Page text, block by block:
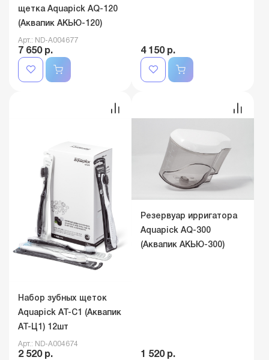
щетка Aquapick AQ-120
(Аквапик АКЬЮ-120)
Арт.: ND-A004677
7 650 р. 4 150 р.
Набор зубных щеток
Aquapick AT-C1 (Аквапик
AT-Ц1) 12шт
Арт.: ND-A004674
2 520 р.
Резервуар ирригатора
Aquapick AQ-300
(Аквапик АКЬЮ-300)
1 520 р.